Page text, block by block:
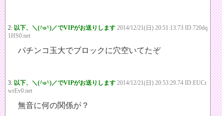
2: 以下、＼(^o^)／でVIPがお送りします 2014/12/21(日) 20:51:13.73 ID:720dq
1HS0.net
パチンコ玉大でブロックに穴空いてたぞ
3: 以下、＼(^o^)／でVIPがお送りします 2014/12/21(日) 20:53:29.74 ID:EUCr
wrEv0.net
無音に何の関係が？